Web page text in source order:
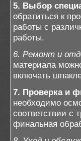
5. Выбор
обратиться к
работы с
работы.
6. Ремонт и
материала
включать
7. Проверка и
необходимо
соответствии с
финальная